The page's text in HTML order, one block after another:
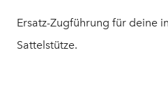
Ersatz-Zugführung für deine
Sattelstütze.